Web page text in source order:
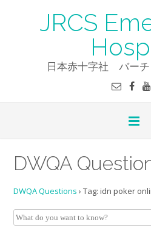
JRCS
日本赤十字社 バー
DWQA
DWQA Questions › Tag: idn poker